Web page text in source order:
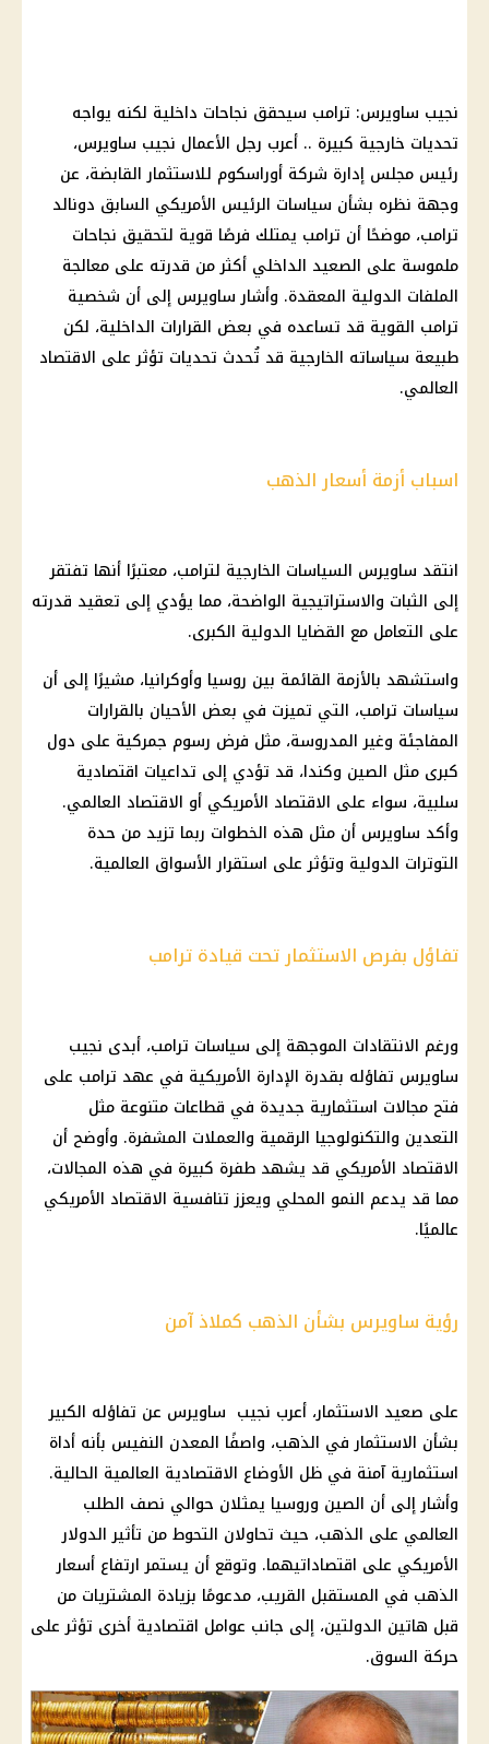
نجيب ساويرس: ترامب سيحقق نجاحات داخلية لكنه يواجه
تحديات خارجية كبيرة .. أعرب رجل الأعمال نجيب ساويرس،
رئيس مجلس إدارة شركة أوراسكوم للاستثمار القابضة، عن
وجهة نظره بشأن سياسات الرئيس الأمريكي السابق دونالد
ترامب، موضحًا أن ترامب يمتلك فرصًا قوية لتحقيق نجاحات
ملموسة على الصعيد الداخلي أكثر من قدرته على معالجة
الملفات الدولية المعقدة. وأشار ساويرس إلى أن شخصية
ترامب القوية قد تساعده في بعض القرارات الداخلية، لكن
طبيعة سياساته الخارجية قد تُحدث تحديات تؤثر على الاقتصاد
العالمي.
اسباب أزمة أسعار الذهب
انتقد ساويرس السياسات الخارجية لترامب، معتبرًا أنها تفتقر
إلى الثبات والاستراتيجية الواضحة، مما يؤدي إلى تعقيد قدرته
على التعامل مع القضايا الدولية الكبرى.
واستشهد بالأزمة القائمة بين روسيا وأوكرانيا، مشيرًا إلى أن
سياسات ترامب، التي تميزت في بعض الأحيان بالقرارات
المفاجئة وغير المدروسة، مثل فرض رسوم جمركية على دول
كبرى مثل الصين وكندا، قد تؤدي إلى تداعيات اقتصادية
سلبية، سواء على الاقتصاد الأمريكي أو الاقتصاد العالمي.
وأكد ساويرس أن مثل هذه الخطوات ربما تزيد من حدة
التوترات الدولية وتؤثر على استقرارالأسواق العالمية.
تفاؤل بفرص الاستثمار تحت قيادة ترامب
ورغم الانتقادات الموجهة إلى سياسات ترامب، أبدى نجيب
ساويرس تفاؤله بقدرة الإدارة الأمريكية في عهد ترامب على
فتح مجالات استثمارية جديدة في قطاعات متنوعة مثل
التعدين والتكنولوجيا الرقمية والعملات المشفرة. وأوضح أن
الاقتصاد الأمريكي قد يشهد طفرة كبيرة في هذه المجالات،
مما قد يدعم النمو المحلي ويعزز تنافسية الاقتصاد الأمريكي
عالميًا.
رؤية ساويرس بشأن الذهب كملاذ آمن
على صعيد الاستثمار، أعرب نجيب ساويرس عن تفاؤله الكبير
بشأن الاستثمار في الذهب، واصفًا المعدن النفيس بأنه أداة
استثمارية آمنة في ظل الأوضاع الاقتصادية العالمية الحالية.
وأشار إلى أن الصين وروسيا يمثلان حوالي نصف الطلب
العالمي على الذهب، حيث تحاولان التحوط من تأثيرالدولار
الأمريكي على اقتصاداتيهما. وتوقع أن يستمرارتفاع أسعار
الذهب في المستقبل القريب، مدعومًا بزيادة المشتريات من
قبل هاتين الدولتين، إلى جانب عوامل اقتصادية أخرى تؤثر على
حركة السوق.